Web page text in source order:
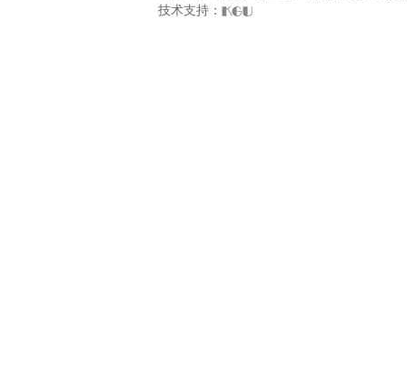
技术支持：